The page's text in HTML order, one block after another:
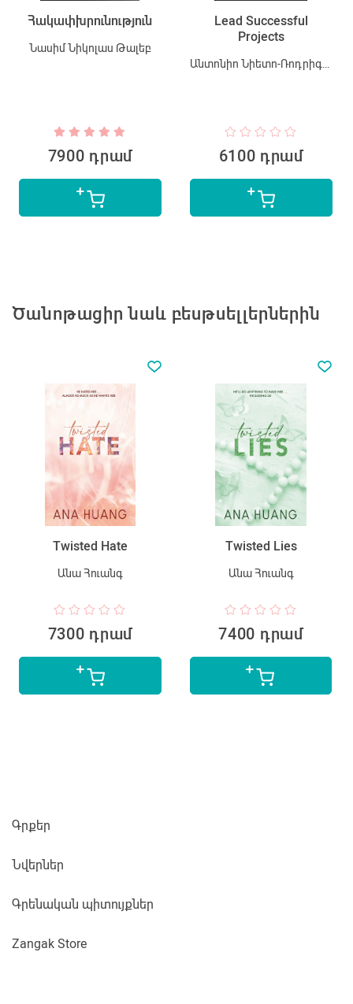
Հակափխրունություն
Նասիմ Նիկոլաս Թալեբ
7900 դրամ
Lead Successful
Projects
Անտոնիո Նիետո-Ռոդրիգես
6100 դրամ
Ծանոթացիր նաև բեսթսելլերներին
Twisted Hate
Անա Հուանգ
7300 դրամ
Twisted Lies
Անա Հուանգ
7400 դրամ
Գրքեր
Նվերներ
Գրենական պիտույքներ
Zangak Store